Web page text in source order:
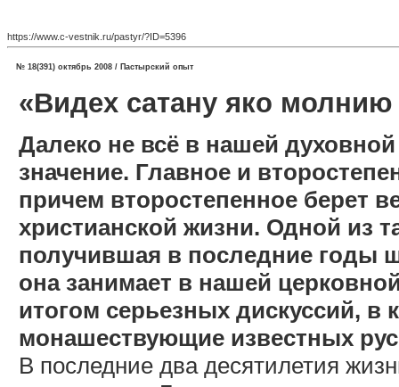
https://www.c-vestnik.ru/pastyr/?ID=5396
№ 18(391) октябрь 2008 / Пастырский опыт
«Видех сатану яко
Далеко не всё в нашей
значение. Главное и
причем второстепенное берет
христианской жизни. Одной из
получившая в последние годы
она занимает в нашей
итогом серьезных дискуссий,
монашествующие известных
В последние два десятилетия